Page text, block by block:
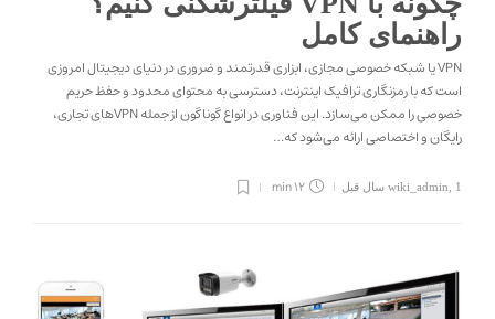
راهنمای کامل
VPN یا شبکه خصوصی مجازی، ابزاری قدرتمند و ضروری در دنیای دیجیتال امروزی
است که با رمزنگاری ترافیک اینترنت، دسترسی به محتوای محدود و حفظ حریم
خصوصی را ممکن می‌سازد. این فناوری در انواع گوناگون از جمله VPN‌های تجاری،
رایگان و اختصاصی ارائه می‌شود که…
wiki_admin 1 سال قبل 12 min